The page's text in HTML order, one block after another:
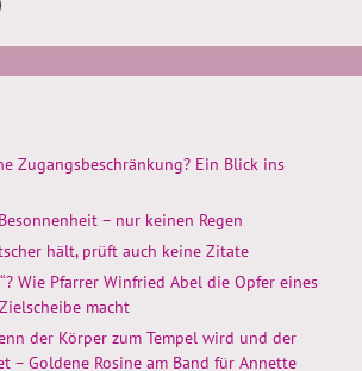
Zugangsbeschränkung? Ein Blick ins
– nur keinen Regen
hält, prüft auch keine Zitate
Wie Pfarrer Winfried Abel die Opfer eines
macht
der Körper zum Tempel wird und der
– Goldene Rosine am Band für Annette